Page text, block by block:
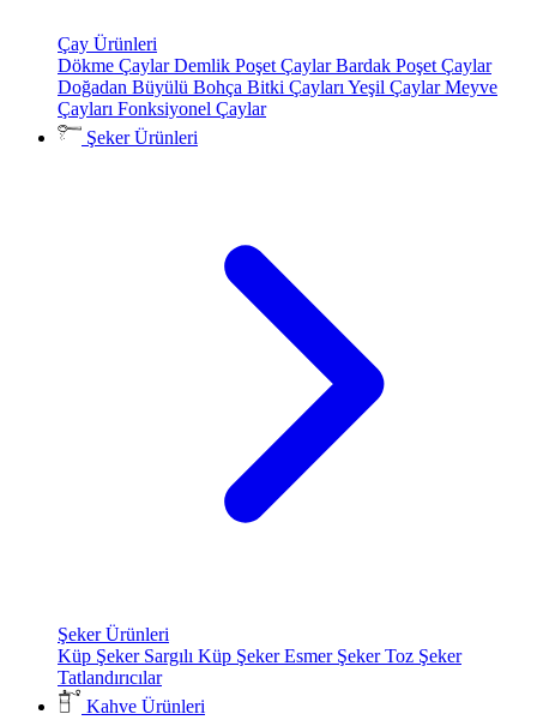
Çay Ürünleri
Dökme ÇaylarDemlik Poşet ÇaylarBardak Poşet Çaylar
Doğadan Büyülü Bohça Bitki Çayları Yeşil ÇaylarMeyve
Çayları Fonksiyonel Çaylar
Şeker Ürünleri
Şeker Ürünleri
Küp Şeker Sargılı Küp ŞekerEsmer ŞekerToz Şeker
Tatlandırıcılar
Kahve Ürünleri